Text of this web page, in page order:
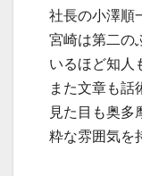
社長の小澤順
宮崎は第二の
いるほど知人
また文章も話
見た目も奥多
粋な雰囲気を